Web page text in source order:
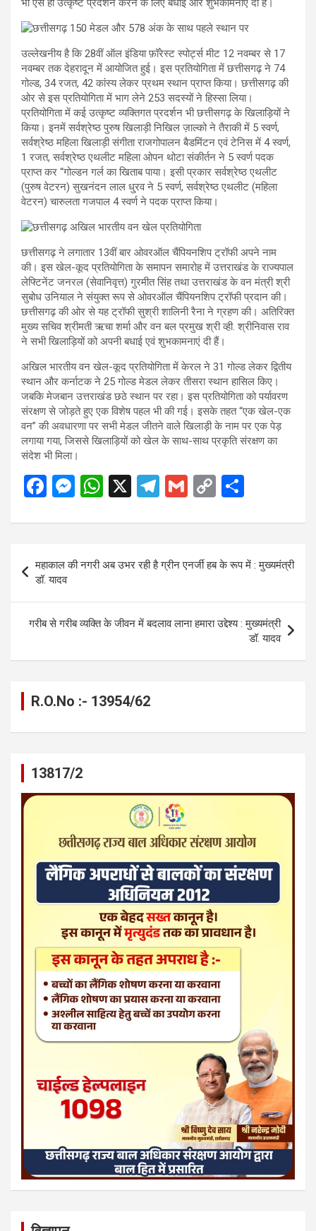
भी ऐसे ही उत्कृष्ट प्रदर्शन करने के लिए बधाई और शुभकामनाएँ दी है।
उल्लेखनीय है कि 28वीं ऑल इंडिया फ़ॉरेस्ट स्पोर्ट्स मीट 12 नवम्बर से 17
नवम्बर तक देहरादून में आयोजित हुई। इस प्रतियोगिता में छत्तीसगढ़ ने 74
गोल्ड, 34 रजत, 42 कांस्य लेकर प्रथम स्थान प्राप्त किया। छत्तीसगढ़ की
ओर से इस प्रतियोगिता में भाग लेने 253 सदस्यों ने हिस्सा लिया।
प्रतियोगिता में कई उत्कृष्ट व्यक्तिगत प्रदर्शन भी छत्तीसगढ़ के खिलाड़ियों ने
किया। इनमें सर्वश्रेष्ठ पुरुष खिलाड़ी निखिल ज़ाल्को ने तैराकी में 5 स्वर्ण,
सर्वश्रेष्ठ महिला खिलाड़ी संगीता राजगोपालन बैडमिंटन एवं टेनिस में 4 स्वर्ण,
1 रजत, सर्वश्रेष्ठ एथलीट महिला ओपन थोटा संकीर्तन ने 5 स्वर्ण पदक
प्राप्त कर “गोल्डन गर्ल का खिताब पाया। इसी प्रकार सर्वश्रेष्ठ एथलीट
(पुरुष वेटरन) सुखनंदन लाल धु्रव ने 5 स्वर्ण, सर्वश्रेष्ठ एथलीट (महिला
वेटरन) चारुलता गजपाल 4 स्वर्ण ने पदक प्राप्त किया।
छत्तीसगढ़ ने लगातार 13वीं बार ओवरऑल चैंपियनशिप ट्रॉफी अपने नाम
की। इस खेल-कूद प्रतियोगिता के समापन समारोह में उत्तराखंड के राज्यपाल
लेफ्टिनेंट जनरल (सेवानिवृत्त) गुरमीत सिंह तथा उत्तराखंड के वन मंत्री श्री
सुबोध उनियाल ने संयुक्त रूप से ओवरऑल चैंपियनशिप ट्रॉफी प्रदान की।
छत्तीसगढ़ की ओर से यह ट्रॉफी सुश्री शालिनी रैना ने ग्रहण की। अतिरिक्त
मुख्य सचिव श्रीमती ऋचा शर्मा और वन बल प्रमुख श्री व्ही. श्रीनिवास राव
ने सभी खिलाड़ियों को अपनी बधाई एवं शुभकामनाएं दी हैं।
अखिल भारतीय वन खेल-कूद प्रतियोगिता में केरल ने 31 गोल्ड लेकर द्वितीय
स्थान और कर्नाटक ने 25 गोल्ड मेडल लेकर तीसरा स्थान हासिल किए।
जबकि मेजबान उत्तराखंड छठे स्थान पर रहा। इस प्रतियोगिता को पर्यावरण
संरक्षण से जोड़ते हुए एक विशेष पहल भी की गई। इसके तहत “एक खेल-एक
वन” की अवधारणा पर सभी मेडल जीतने वाले खिलाड़ी के नाम पर एक पेड़
लगाया गया, जिससे खिलाड़ियों को खेल के साथ-साथ प्रकृति संरक्षण का
संदेश भी मिला।
F
ce
o
o
k
M
se
n
g
er
W
at
A
p
p
X
T
e
gr
a
m
G
ail
C
py
Li
n
k
ar
e
navigation
महाकाल की नगरी अब उभर रही है ग्रीन एनर्जी हब के रूप में : मुख्यमंत्री
डॉ. यादव
गरीब से गरीब व्यक्ति के जीवन में बदलाव लाना हमारा उद्देश्य : मुख्यमंत्री
डॉ. यादव
R.O.No :- 13954/62
13817/2